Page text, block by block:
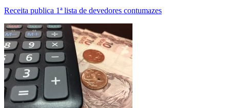
Receita publica 1ª lista de devedores contumazes